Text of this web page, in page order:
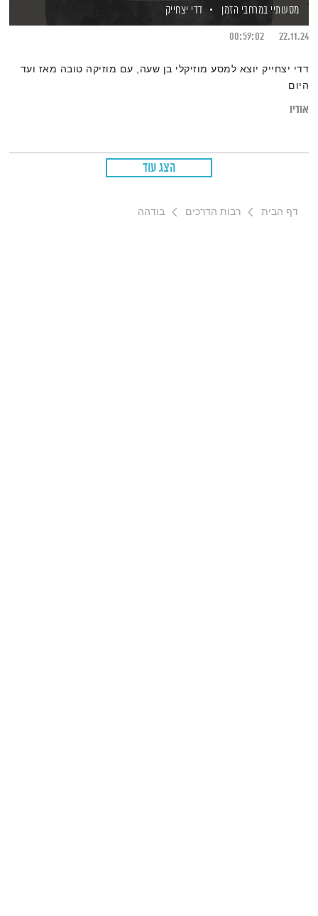
מסעותיי במרחבי הזמן
דדי יצחייק
22.11.24
00:59:02
דדי יצחייק יוצא למסע מוזיקלי בן שעה, עם מוזיקה טובה מאז ועד
היום
אודיו
הצג עוד
דף הבית רבות הדרכים בודהה